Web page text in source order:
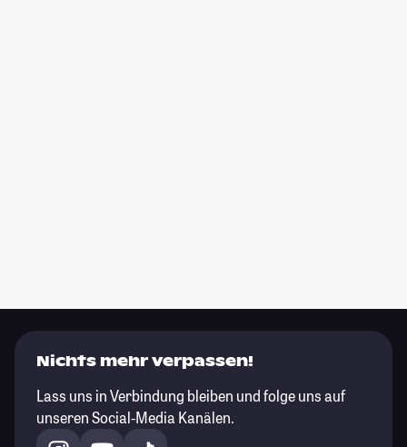
Nichts mehr verpassen!
Lass uns in Verbindung bleiben und folge uns auf
unseren Social-Media Kanälen.